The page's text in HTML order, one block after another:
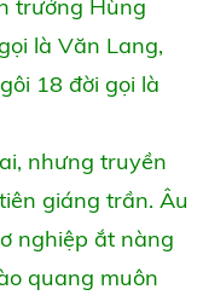
trưởng Hùng
là Văn Lang,
18 đời gọi là
nhưng truyền
giáng trần. Âu
nghiệp ắt nàng
quang muôn